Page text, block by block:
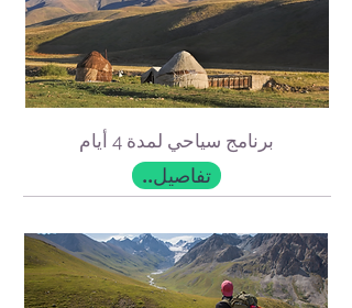
برنامج سياحي لمدة 4 أيام
..تفاصيل